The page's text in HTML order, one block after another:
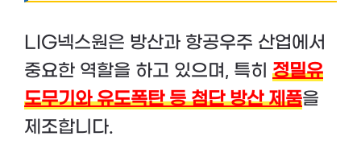
LIG넥스원은 방산과 항공우주 산업에서
중요한 역할을 하고 있으며, 특히 정밀유
도무기와 유도폭탄 등 첨단 방산 제품을
제조합니다.